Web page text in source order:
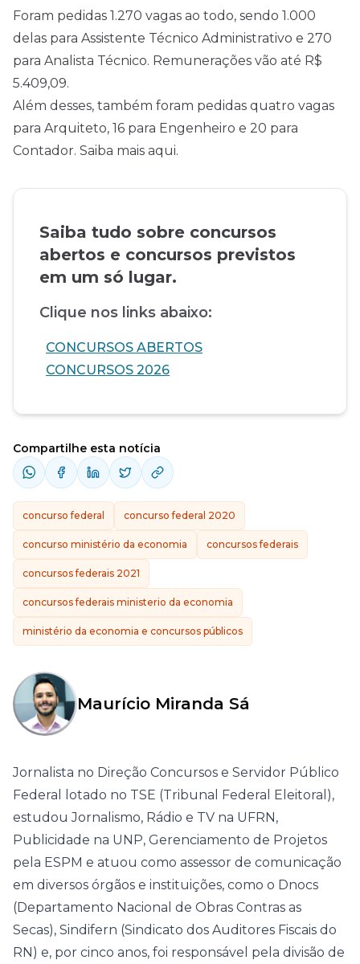
Foram pedidas 1.270 vagas ao todo, sendo 1.000
delas para Assistente Técnico Administrativo e 270
para Analista Técnico. Remunerações vão até R$
5.409,09.
Além desses, também foram pedidas quatro vagas
para Arquiteto, 16 para Engenheiro e 20 para
Contador. Saiba mais aqui.
Saiba tudo sobre concursos
abertos e concursos previstos
em um só lugar.
Clique nos links abaixo:
CONCURSOS ABERTOS
CONCURSOS 2026
Compartilhe esta notícia
concurso federal concurso federal 2020
concurso ministério da economia concursos federais
concursos federais 2021
concursos federais ministerio da economia
ministério da economia e concursos públicos
Maurício Miranda Sá
Jornalista no Direção Concursos e Servidor Público
Federal lotado no TSE (Tribunal Federal Eleitoral),
estudou Jornalismo, Rádio e TV na UFRN,
Publicidade na UNP, Gerenciamento de Projetos
pela ESPM e atuou como assessor de comunicação
em diversos órgãos e instituições, como o Dnocs
(Departamento Nacional de Obras Contras as
Secas), Sindifern (Sindicato dos Auditores Fiscais do
RN) e, por cinco anos, foi responsável pela divisão de